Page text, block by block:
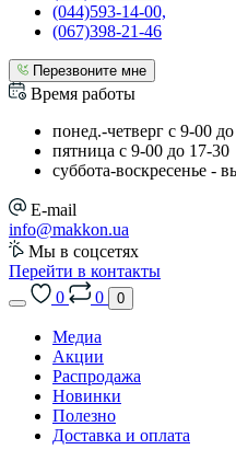
(044)593-14-00,
(067)398-21-46
Перезвоните мне
Время работы
понед.-четверг с 9-00
пятница с 9-00 до 17-30
cуббота-воскресенье -
E-mail
info@makkon.ua
Мы в соцсетях
Перейти в контакты
0
0 0
Медиа
Акции
Распродажа
Новинки
Полезно
Доставка и оплата